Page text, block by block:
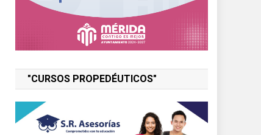
"CURSOS PROPEDÉUTICOS"